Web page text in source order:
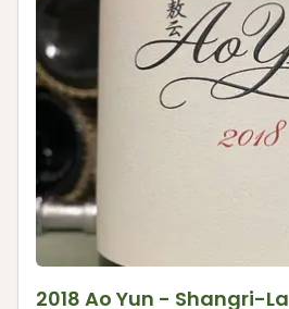
2018 Ao Yun - Shangri-La